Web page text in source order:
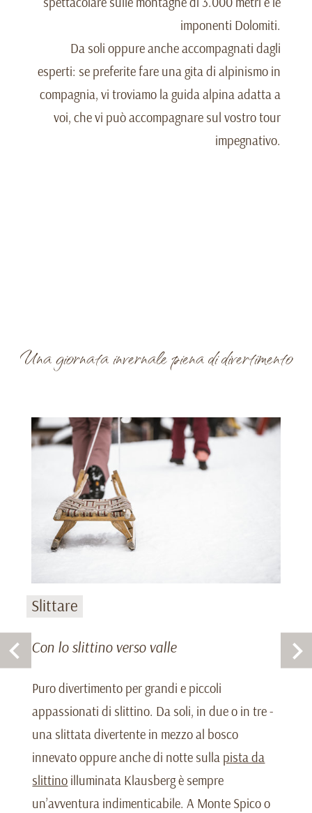
imponenti Dolomiti.
Da soli oppure anche accompagnati dagli
esperti: se preferite fare una gita di alpinismo in
compagnia, vi troviamo la guida alpina adatta a
voi, che vi può accompagnare sul vostro tour
impegnativo.
Una giornata invernale piena di divertimento
Slittare
Con lo slittino verso valle
Puro divertimento per grandi e piccoli
appassionati di slittino. Da soli, in due o in tre -
una slittata divertente in mezzo al bosco
innevato oppure anche di notte sulla pista da
slittino illuminata Klausberg è sempre
un’avventura indimenticabile. A Monte Spico o